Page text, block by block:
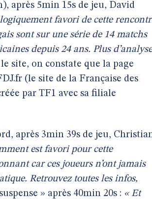
après 5min 15s de jeu, David
favori de cette
sont sur une série de 14 matchs
depuis 24 ans. Plus
site, on constate que la page
(le site de la Française des
par TF1 avec sa filiale
après 3min 39s de jeu,
est favori pour cette
car ces joueurs n’ont jamais
Retrouvez toutes les infos,
» après 40min 20s : « Et